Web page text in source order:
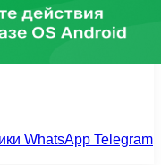
WhatsApp Telegram